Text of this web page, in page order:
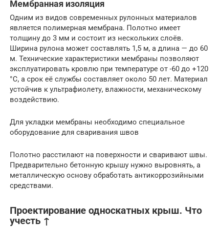
Мембранная изоляция
Одним из видов современных рулонных материалов
является полимерная мембрана. Полотно имеет
толщину до 3 мм и состоит из нескольких слоёв.
Ширина рулона может составлять 1,5 м, а длина — до 60
м. Технические характеристики мембраны позволяют
эксплуатировать кровлю при температуре от -60 до +120
°C, а срок её службы составляет около 50 лет. Материал
устойчив к ультрафиолету, влажности, механическому
воздействию.
Для укладки мембраны необходимо специальное
оборудование для сваривания швов
Полотно расстилают на поверхности и сваривают швы.
Предварительно бетонную крышу нужно выровнять, а
металлическую основу обработать антикоррозийными
средствами.
Проектирование односкатных крыш. Что
учесть ↑